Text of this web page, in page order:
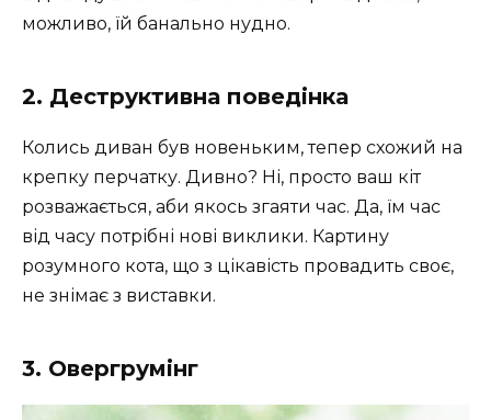
можливо, їй банально нудно.
2. Деструктивна поведінка
Колись диван був новеньким, тепер схожий на
крепку перчатку. Дивно? Ні, просто ваш кіт
розважається, аби якось згаяти час. Да, їм час
від часу потрібні нові виклики. Картину
розумного кота, що з цікавість провадить своє,
не знімає з виставки.
3. Овергрумінг